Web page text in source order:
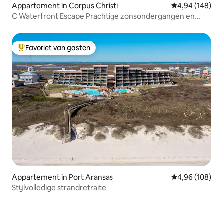
Appartement in Corpus Christi Gemiddelde
4,94 (148)
C Waterfront Escape Prachtige zonsondergangen en
Topfavoriet van gasten
Favoriet van gasten
Appartement in Port Aransas Gemiddelde
4,96 (108)
Stijlvolledige strandretraite